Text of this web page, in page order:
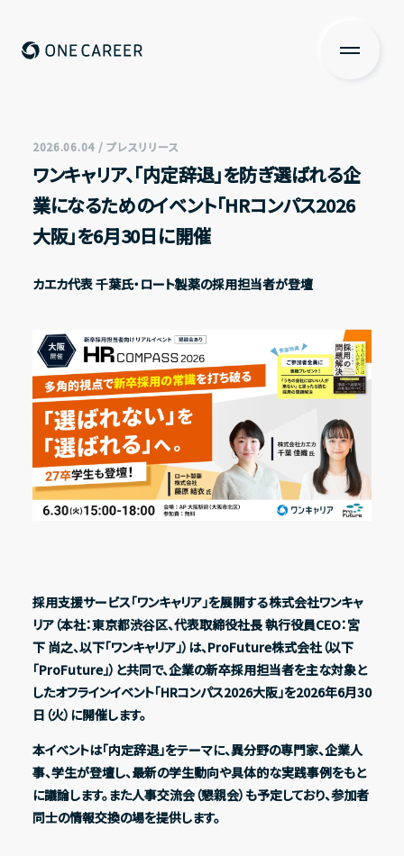
ONE CAREER
私たちについて
Services
サービス
News
ニュース
Investors Relations
投資家の皆さまへ
IR情報一覧
IR情報一覧
コーポレート・ガバナンス
ESG方針
業績・財務ハイライト
経営成績
財政状態
Recruit
採用情報
Address
〒150-0031
東京都渋谷区桜丘町20-1 渋谷インフォスタワー16階
X FacebookYoutube
2026.06.04 / プレスリリース
ワンキャリア、「内定辞退」を防ぎ選ばれる企
業になるためのイベント「HRコンパス2026
大阪」を6月30日に開催
カエカ代表 千葉氏・ロート製薬の採用担当者が登壇
採用支援サービス「ワンキャリア」を展開する株式会社ワンキャ
リア（本社：東京都渋谷区、代表取締役社長 執行役員CEO：宮
下 尚之、以下「ワンキャリア」）は、ProFuture株式会社（以下
「ProFuture」）と共同で、企業の新卒採用担当者を主な対象と
したオフラインイベント「HRコンパス2026大阪」を2026年6月30
日（火）に開催します。
本イベントは「内定辞退」をテーマに、異分野の専門家、企業人
事、学生が登壇し、最新の学生動向や具体的な実践事例をもと
に議論します。また人事交流会（懇親会）も予定しており、参加者
同士の情報交換の場を提供します。